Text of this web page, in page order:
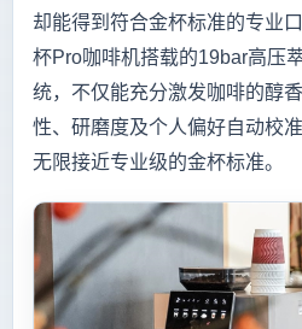
却能得到符合金杯标准的专业
杯Pro咖啡机搭载的19bar高压
统，不仅能充分激发咖啡的醇
性、研磨度及个人偏好自动校
无限接近专业级的金杯标准。